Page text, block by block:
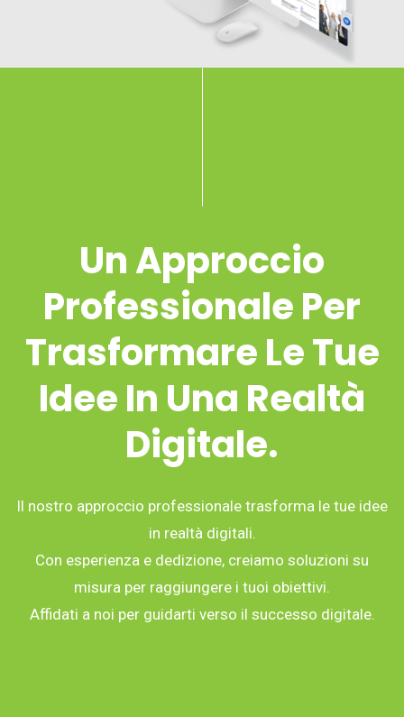
Un Approccio
Professionale Per
Trasformare Le Tue
Idee In Una Realtà
Digitale.
Il nostro approccio professionale trasforma le tue idee
in realtà digitali.
Con esperienza e dedizione, creiamo soluzioni su
misura per raggiungere i tuoi obiettivi.
Affidati a noi per guidarti verso il successo digitale.